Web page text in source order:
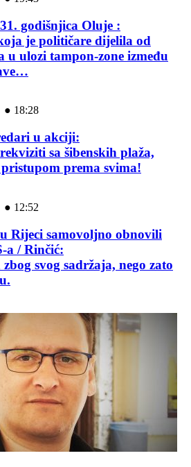
godišnjica Oluje :
je političare dijelila od
u ulozi tampon-zone između
● 18:28
u akciji:
sa šibenskih plaža,
prema svima!
● 12:52
Rijeci samovoljno obnovili
a / Rinčić:
svog sadržaja, nego zato